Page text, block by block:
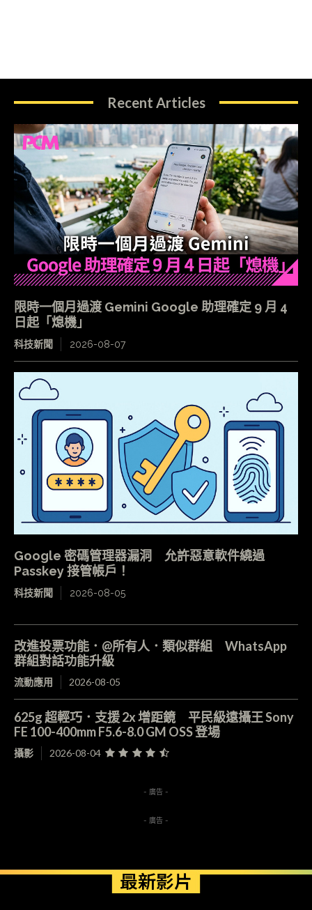
Recent Articles
限時一個月過渡 Gemini Google 助理確定 9 月 4
日起「熄機」
科技新聞 2026-08-07
Google 密碼管理器漏洞 允許惡意軟件繞過
Passkey 接管帳戶！
科技新聞 2026-08-05
改進投票功能．@所有人．類似群組 WhatsApp
群組對話功能升級
流動應用 2026-08-05
625g 超輕巧．支援 2x 增距鏡 平民級遠攝王 Sony
FE 100-400mm F5.6-8.0 GM OSS 登場
攝影 2026-08-04
- 廣告 -
- 廣告 -
最新影片